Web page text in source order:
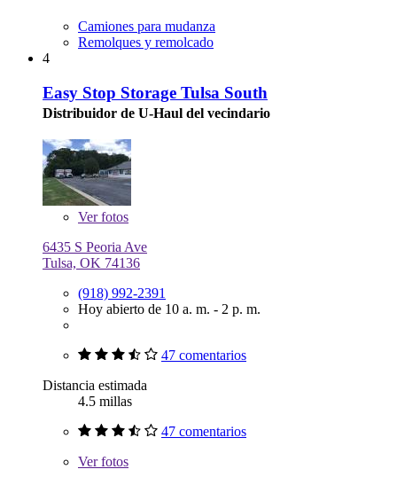
Camiones para mudanza
Remolques y remolcado
4
Easy Stop Storage Tulsa South
Distribuidor de U-Haul del vecindario
Verfotos
6435 S Peoria Ave
Tulsa, OK 74136
(918) 992-2391
Hoy abierto de 10 a. m. - 2 p. m.
47 comentarios
Distancia estimada
4.5 millas
47 comentarios
Verfotos